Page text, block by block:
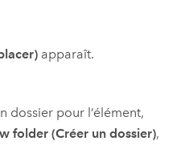
apparaît.
dossier pour l’élément,
folder (Créer un dossier),